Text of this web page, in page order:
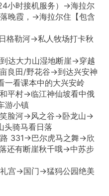
小时接机服务）→海拉尔
晚霞，→海拉尔住【包含
格勒河→私人牧场打卡秋
达大力山湿地断崖→穿越
良田/野花谷→到达兴安神
一看课本中的大兴安岭
平村→临江神仙坡看中俄
游小镇
脸河→风之谷→卧龙山→
骑马看日落
331→巴尔虎马之舞→欣
还有断崖秋千哦→中苏步
宫→国门→猛犸公园绝美